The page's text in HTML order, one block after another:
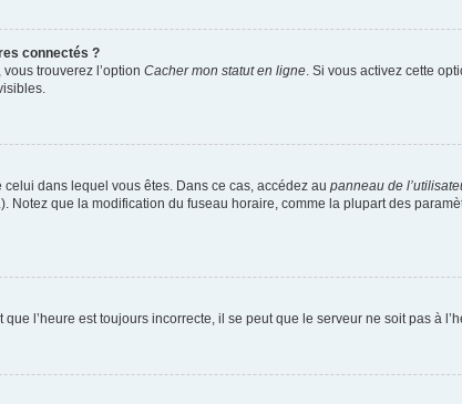
connectés ?
trouverez l’option Cacher mon statut en ligne . Si vous activez cette
dans lequel vous êtes. Dans ce cas, accédez au panneau de
Notez que la modification du fuseau horaire, comme la plupart des
l’heure est toujours incorrecte, il se peut que le serveur ne soit pas à